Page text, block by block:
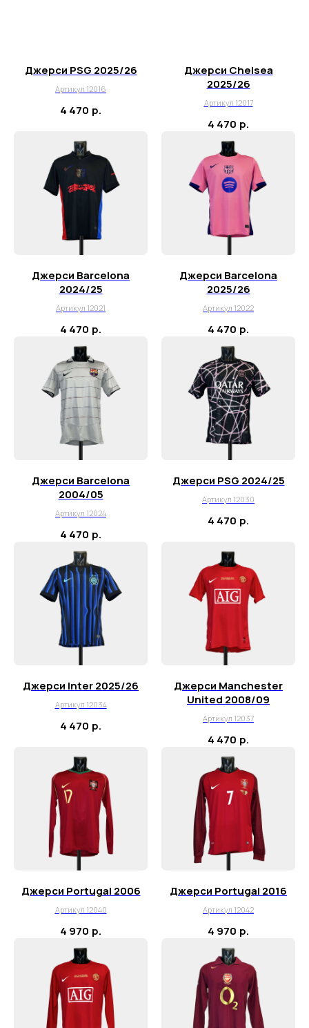
Джерси PSG 2025/26
Артикул 12016
4 470 р.
Джерси Chelsea
2025/26
Артикул 12017
4 470 р.
Джерси Barcelona
2024/25
Артикул 12021
4 470 р.
Джерси Barcelona
2025/26
Артикул 12022
4 470 р.
Джерси Barcelona
2004/05
Артикул 12024
4 470 р.
Джерси PSG 2024/25
Артикул 12030
4 470 р.
Джерси Inter 2025/26
Артикул 12034
4 470 р.
Джерси Manchester
United 2008/09
Артикул 12037
4 470 р.
Джерси Portugal 2006
Артикул 12040
4 970 р.
Джерси Portugal 2016
Артикул 12042
4 970 р.